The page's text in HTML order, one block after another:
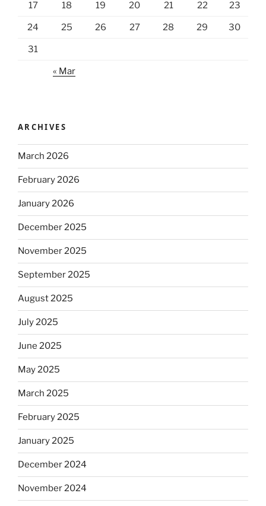
17 18 19 20 21 22 23
24 25 26 27 28 29 30
31
« Mar
ARCHIVES
March 2026
February 2026
January 2026
December 2025
November 2025
September 2025
August 2025
July 2025
June 2025
May 2025
March 2025
February 2025
January 2025
December 2024
November 2024